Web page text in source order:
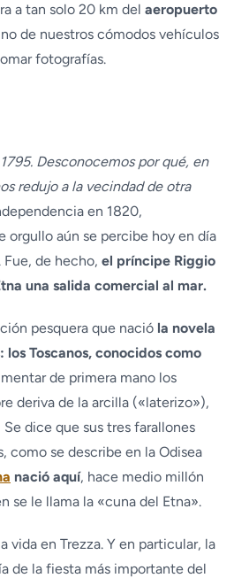
a tan solo 20 km del aeropuerto
de nuestros cómodos vehículos
fotografías.
Desconocemos por qué, en
redujo a la vecindad de otra
en 1820,
orgullo aún se percibe hoy en día
de hecho, el príncipe Riggio
una salida comercial al mar.
pesquera que nació la novela
Toscanos, conocidos como
de primera mano los
deriva de la arcilla («laterizo»),
dice que sus tres farallones
como se describe en la Odisea
nació aquí, hace medio millón
se le llama la «cuna del Etna».
vida en Trezza. Y en particular, la
de la fiesta más importante del